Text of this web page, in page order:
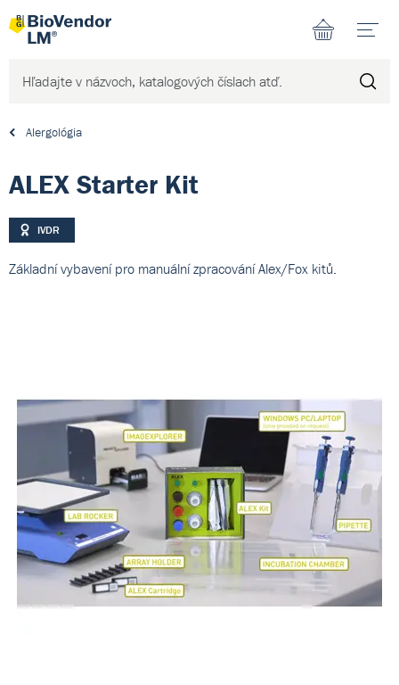
Alergológia
ALEX Starter Kit
IVDR
Základní vybavení pro manuální zpracování Alex/Fox kitů.